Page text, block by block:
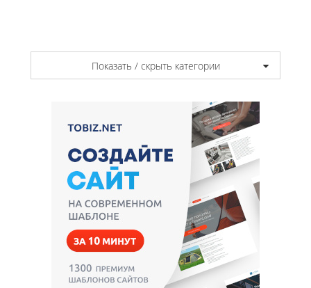
Показать / скрыть категории